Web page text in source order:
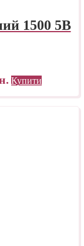
1500 5B
Купити